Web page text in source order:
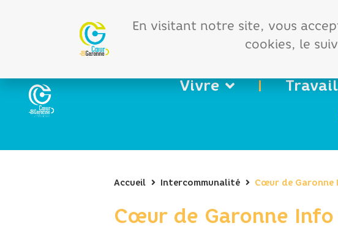
Vivre
Accueil Intercommunalité Cœur de Garonne
Cœur de Garonne
En visitant notre site, vous
cookies, le